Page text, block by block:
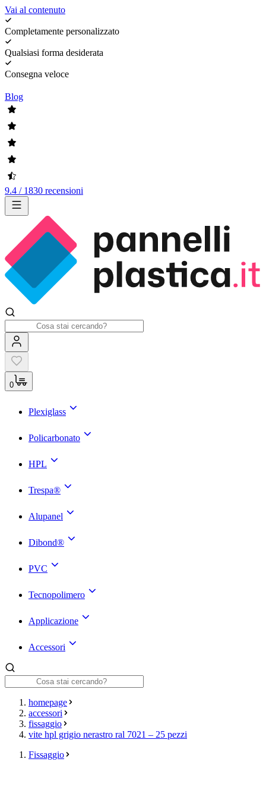
Vai al contenuto
Completamente personalizzato
Qualsiasi forma desiderata
Consegna veloce
Blog
9.4 / 1830 recensioni
0
Plexiglass
Policarbonato
HPL
Trespa®
Alupanel
Dibond®
PVC
Tecnopolimero
Applicazione
Accessori
homepage
accessori
fissaggio
vite hpl grigio nerastro ral 7021 – 25 pezzi
Fissaggio